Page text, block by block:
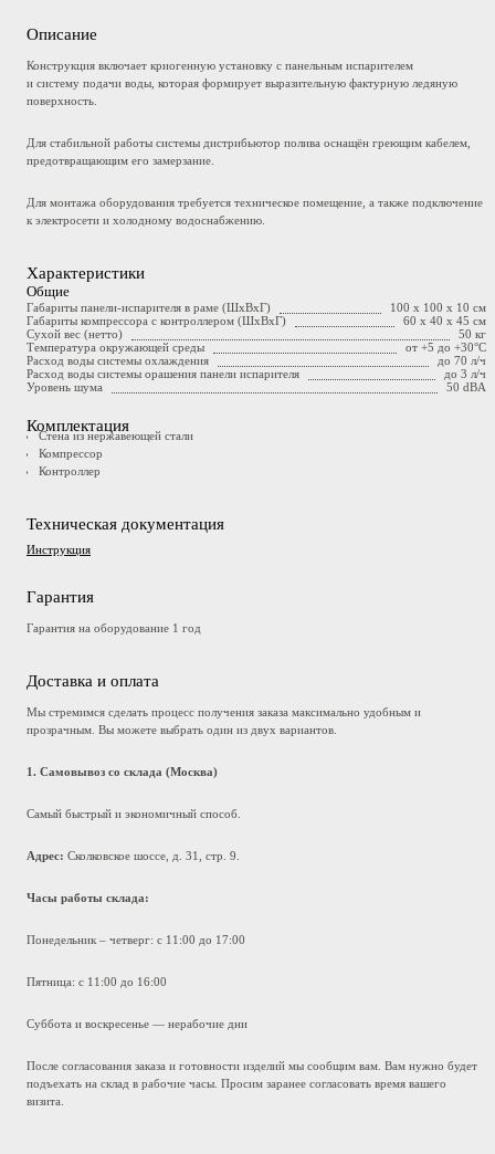
Описание
Конструкция включает криогенную установку с панельным испарителем
и систему подачи воды, которая формирует выразительную фактурную ледяную
поверхность.
Для стабильной работы системы дистрибьютор полива оснащён греющим кабелем,
предотвращающим его замерзание.
Для монтажа оборудования требуется техническое помещение, а также подключение
к электросети и холодному водоснабжению.
Характеристики
Общие
Габариты панели-испарителя в раме (ШхВхГ)
100 х 100 х 10 см
Габариты компрессора с контроллером (ШхВхГ)
60 x 40 x 45 см
Сухой вес (нетто)
50 кг
Температура окружающей среды
от +5 до +30°С
Расход воды системы охлаждения
до 70 л/ч
Расход воды системы орашения панели испарителя
до 3 л/ч
Уровень шума
50 dBA
Комплектация
Стена из нержавеющей стали
Компрессор
Контроллер
Техническая документация
Инструкция
Гарантия
Гарантия на оборудование 1 год
Доставка и оплата
Мы стремимся сделать процесс получения заказа максимально удобным и
прозрачным. Вы можете выбрать один из двух вариантов.
1. Самовывоз со склада (Москва)
Самый быстрый и экономичный способ.
Адрес: Сколковское шоссе, д. 31, стр. 9.
Часы работы склада:
Понедельник – четверг: с 11:00 до 17:00
Пятница: с 11:00 до 16:00
Суббота и воскресенье — нерабочие дни
После согласования заказа и готовности изделий мы сообщим вам. Вам нужно будет
подъехать на склад в рабочие часы. Просим заранее согласовать время вашего
визита.